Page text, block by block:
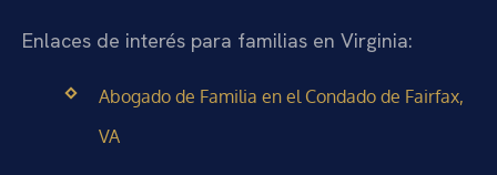
Enlaces de interés para familias en Virginia:
Abogado de Familia en el Condado de Fairfax,
VA